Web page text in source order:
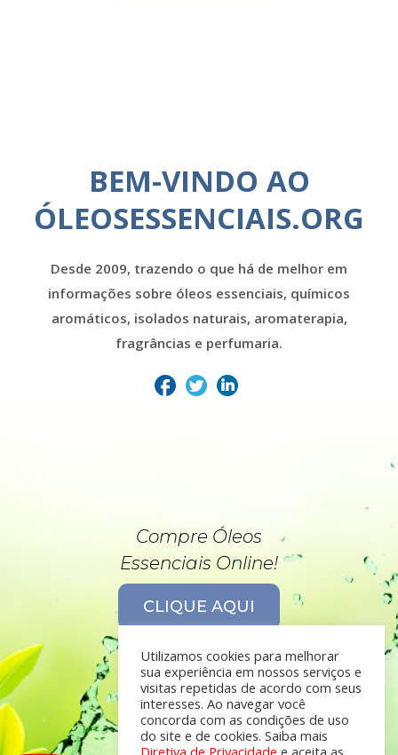
BEM-VINDO AO
ÓLEOSESSENCIAIS.ORG
Desde 2009, trazendo o que há de melhor em
informações sobre óleos essenciais, químicos
aromáticos, isolados naturais, aromaterapia,
fragrâncias e perfumaria.
Compre Óleos
Essenciais Online!
CLIQUE AQUI
Utilizamos cookies para melhorar
sua experiência em nossos serviços e
visitas repetidas de acordo com seus
interesses. Ao navegar você
concorda com as condições de uso
do site e de cookies. Saiba mais
Diretiva de Privacidade e aceita as